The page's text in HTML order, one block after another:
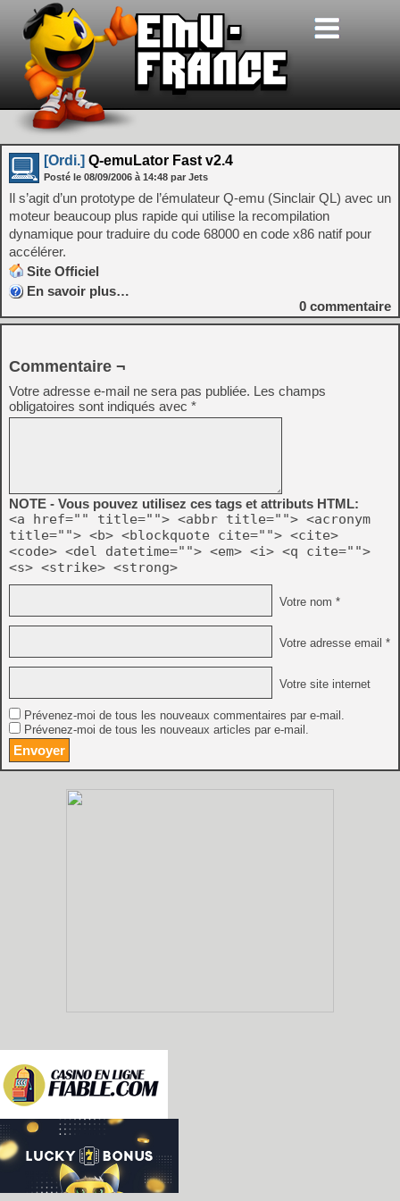
[Ordi.] Q-emuLator Fast v2.4
Posté le 08/09/2006 à 14:48 par Jets
Il s’agit d’un prototype de l’émulateur Q-emu (Sinclair QL) avec un
moteur beaucoup plus rapide qui utilise la recompilation
dynamique pour traduire du code 68000 en code x86 natif pour
accélérer.
Site Officiel
En savoir plus…
0 commentaire
Commentaire ¬
Votre adresse e-mail ne sera pas publiée. Les champs
obligatoires sont indiqués avec *
NOTE - Vous pouvez utilisez ces tags et attributs HTML:
<a href="" title=""> <abbr title=""> <acronym
title=""> <b> <blockquote cite=""> <cite>
<code> <del datetime=""> <em> <i> <q cite="">
<s> <strike> <strong>
Votre nom *
Votre adresse email *
Votre site internet
Prévenez-moi de tous les nouveaux commentaires par e-mail.
Prévenez-moi de tous les nouveaux articles par e-mail.